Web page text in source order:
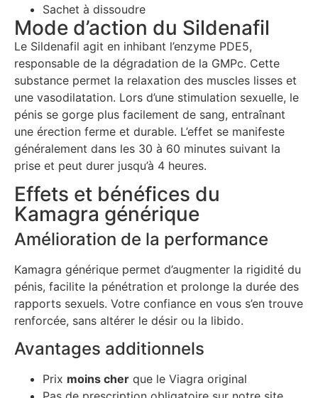
Sachet à dissoudre
Mode d’action du Sildenafil
Le Sildenafil agit en inhibant l’enzyme PDE5,
responsable de la dégradation de la GMPc. Cette
substance permet la relaxation des muscles lisses et
une vasodilatation. Lors d’une stimulation sexuelle, le
pénis se gorge plus facilement de sang, entraînant
une érection ferme et durable. L’effet se manifeste
généralement dans les 30 à 60 minutes suivant la
prise et peut durer jusqu’à 4 heures.
Effets et bénéfices du
Kamagra générique
Amélioration de la performance
Kamagra générique permet d’augmenter la rigidité du
pénis, facilite la pénétration et prolonge la durée des
rapports sexuels. Votre confiance en vous s’en trouve
renforcée, sans altérer le désir ou la libido.
Avantages additionnels
Prix moins cher que le Viagra original